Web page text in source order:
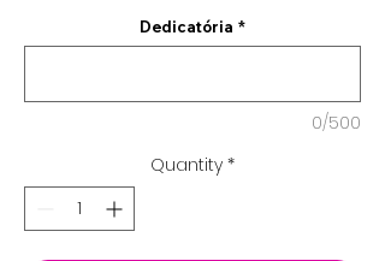
Dedicatória *
0/500
Quantity *